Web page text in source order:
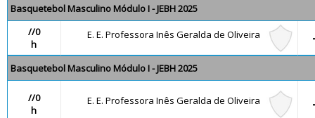
Basquetebol Masculino Módulo I - JEBH 2025
//0
h
E. E. Professora Inês Geralda de Oliveira
Basquetebol Masculino Módulo I - JEBH 2025
//0
h
E. E. Professora Inês Geralda de Oliveira